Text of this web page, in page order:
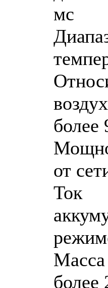
мс
более
от
Ток
Масса
более